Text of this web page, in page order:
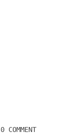
0 COMMENT